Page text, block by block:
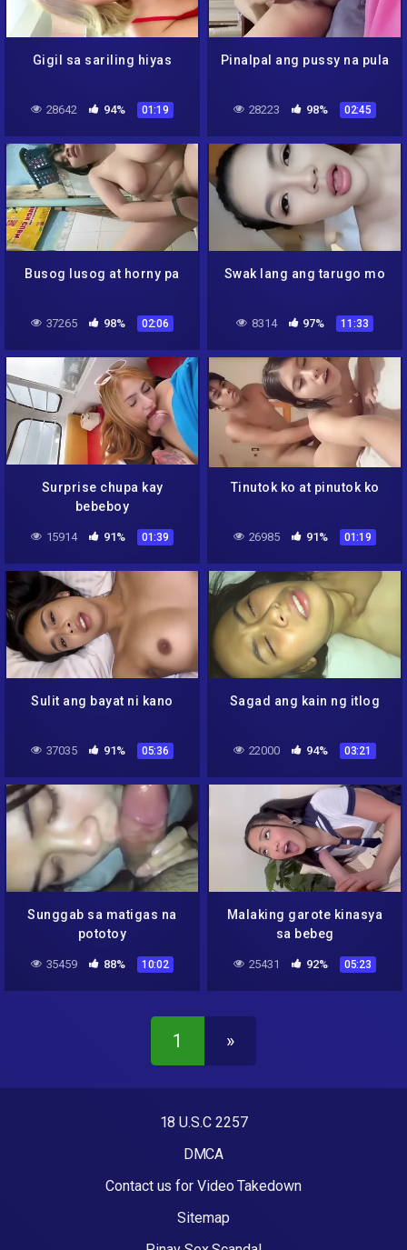
Gigil sa sariling hiyas
28642 94% 01:19
Pinalpal ang pussy na pula
28223 98% 02:45
Busog lusog at horny pa
37265 98% 02:06
Swak lang ang tarugo mo
8314 97% 11:33
Surprise chupa kay
bebeboy
15914 91% 01:39
Tinutok ko at pinutok ko
26985 91% 01:19
Sulit ang bayat ni kano
37035 91% 05:36
Sagad ang kain ng itlog
22000 94% 03:21
Sunggab sa matigas na
pototoy
35459 88% 10:02
Malaking garote kinasya
sa bebeg
25431 92% 05:23
1 »
18 U.S.C 2257
DMCA
Contact us for Video Takedown
Sitemap